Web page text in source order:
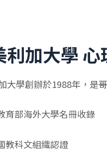
利加大學 心
大學創辦於1988年，是
育部海外大學名冊收錄
教科文組織認證